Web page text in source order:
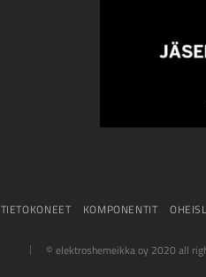
TIETOKONEET KOMPONENTIT
© elektroshemeikka oy 2020 all